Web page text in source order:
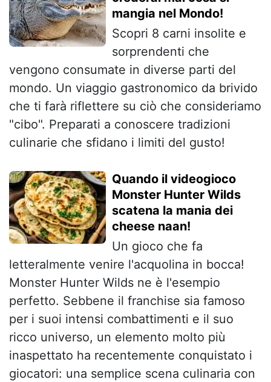
mangia nel Mondo!
Scopri 8 carni insolite e
sorprendenti che
vengono consumate in diverse parti del
mondo. Un viaggio gastronomico da brivido
che ti farà riflettere su ciò che consideriamo
"cibo". Preparati a conoscere tradizioni
culinarie che sfidano i limiti del gusto!
Quando il videogioco
Monster Hunter Wilds
scatena la mania dei
cheese naan!
Un gioco che fa
letteralmente venire l'acquolina in bocca!
Monster Hunter Wilds ne è l'esempio
perfetto. Sebbene il franchise sia famoso
per i suoi intensi combattimenti e il suo
ricco universo, un elemento molto più
inaspettato ha recentemente conquistato i
giocatori: una semplice scena culinaria con